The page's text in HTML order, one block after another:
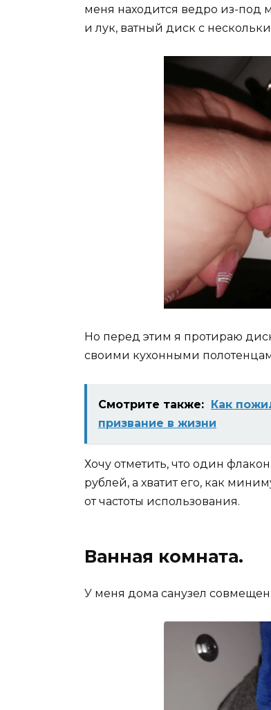
меня находится ведро из-под
и лук, ватный диск с
Но перед этим я протираю
своими кухонными
Смотрите также: Как
призвание в жизни
Хочу отметить, что один
рублей, а хватит его, как
от частоты использования.
Ванная комната.
У меня дома санузел совмещен,